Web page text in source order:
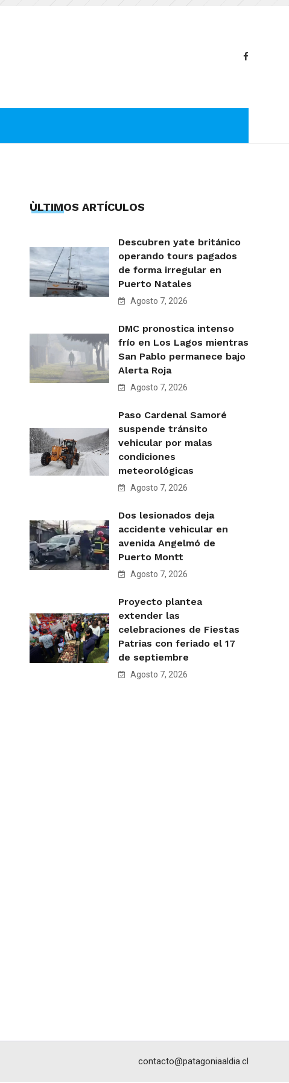
ÙLTIMOS ARTÍCULOS
Descubren yate británico
operando tours pagados
de forma irregular en
Puerto Natales
Agosto 7, 2026
DMC pronostica intenso
frío en Los Lagos mientras
San Pablo permanece bajo
Alerta Roja
Agosto 7, 2026
Paso Cardenal Samoré
suspende tránsito
vehicular por malas
condiciones
meteorológicas
Agosto 7, 2026
Dos lesionados deja
accidente vehicular en
avenida Angelmó de
Puerto Montt
Agosto 7, 2026
Proyecto plantea
extender las
celebraciones de Fiestas
Patrias con feriado el 17
de septiembre
Agosto 7, 2026
contacto@patagoniaaldia.cl